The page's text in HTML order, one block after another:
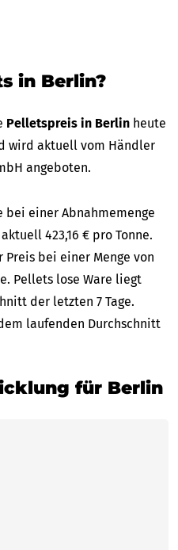
in Berlin?
Pelletspreis in Berlin heute
wird aktuell vom Händler
angeboten.
bei einer Abnahmemenge
423,16 € pro Tonne.
Preis bei einer Menge von
Pellets lose Ware liegt
der letzten 7 Tage.
laufenden Durchschnitt
für Berlin